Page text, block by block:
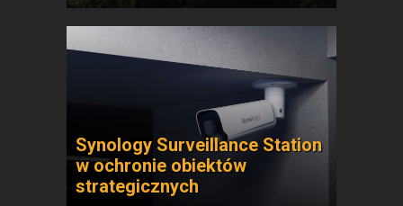
Synology Surveillance Station
w ochronie obiektów
strategicznych